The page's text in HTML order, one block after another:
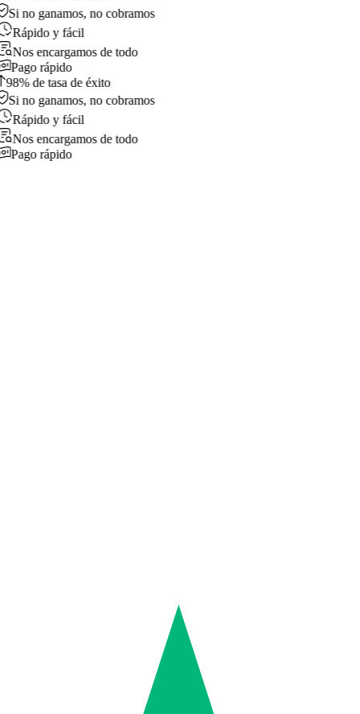
Si no ganamos, no cobramos
Rápido y fácil
Nos encargamos de todo
Pago rápido
98% de tasa de éxito
Si no ganamos, no cobramos
Rápido y fácil
Nos encargamos de todo
Pago rápido